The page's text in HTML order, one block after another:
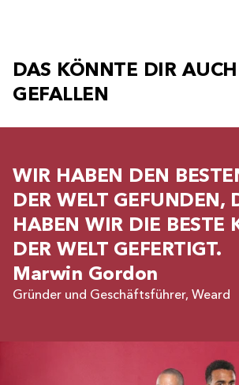
DAS KÖNNTE DIR AUCH
GEFALLEN
WIR HABEN DEN
DER WELT GEFUNDEN,
HABEN WIR DIE BESTE
DER WELT GEFERTIGT.
Marwin Gordon
Gründer und Geschäftsführer, Weard